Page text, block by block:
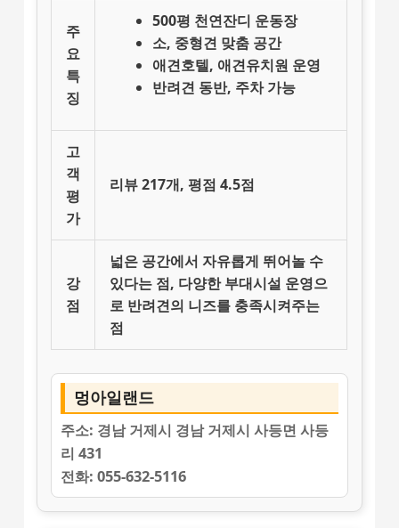
주
요
특
징
500평 천연잔디 운동장
소, 중형견 맞춤 공간
애견호텔, 애견유치원 운영
반려견 동반, 주차 가능
고
객
평
가
리뷰 217개, 평점 4.5점
강
점
넓은 공간에서 자유롭게 뛰어놀 수
있다는 점, 다양한 부대시설 운영으
로 반려견의 니즈를 충족시켜주는
점
멍아일랜드
주소: 경남 거제시 경남 거제시 사등면 사등
리 431
전화: 055-632-5116